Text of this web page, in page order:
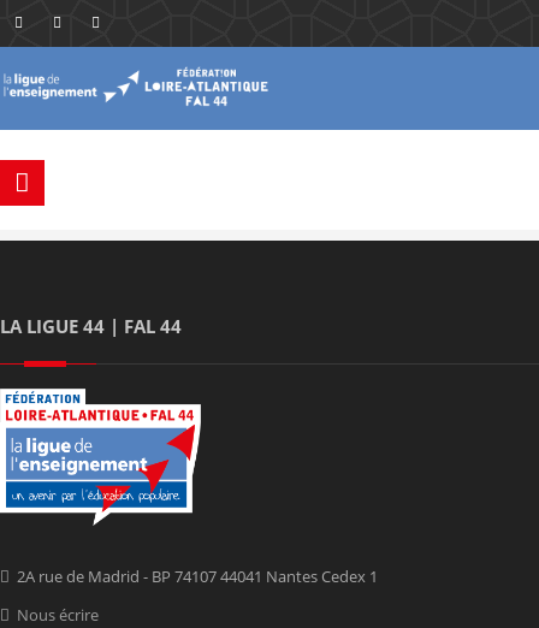
LA LIGUE 44 | FAL 44
2A rue de Madrid - BP 74107 44041 Nantes Cedex 1
Nous écrire